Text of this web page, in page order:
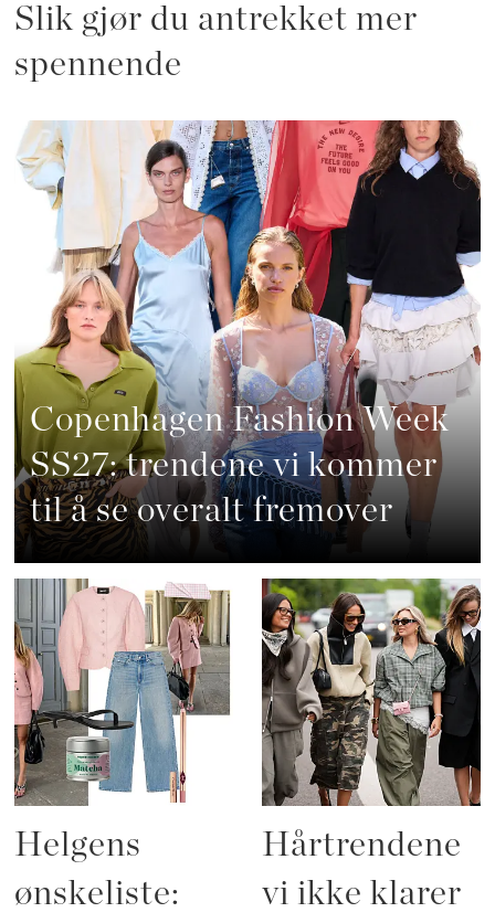
Slik gjør du antrekket mer
spennende
Copenhagen Fashion Week
SS27: trendene vi kommer
til å se overalt fremover
Helgens
ønskeliste:
Hårtrendene
vi ikke klarer